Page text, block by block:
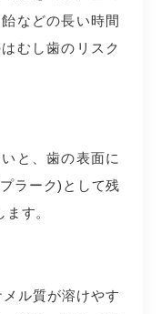
などの長い時間
むし歯のリスク
と、歯の表面に
ラーク)として残
す。
ル質が溶けやす